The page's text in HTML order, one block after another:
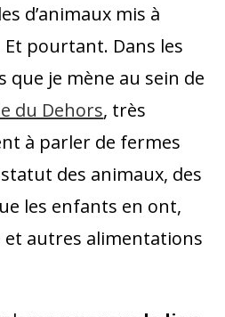
d’animaux mis à
pourtant. Dans les
que je mène au sein de
du Dehors, très
à parler de fermes
des animaux, des
les enfants en ont,
et autres alimentations